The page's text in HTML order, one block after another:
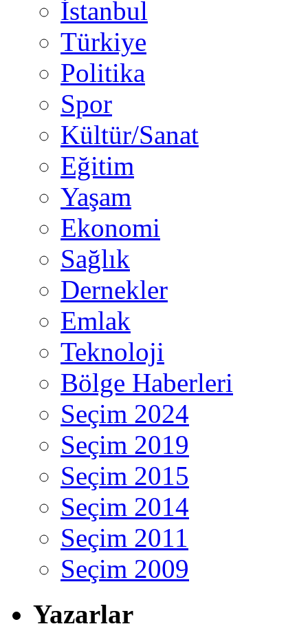
İstanbul
Türkiye
Politika
Spor
Kültür/Sanat
Eğitim
Yaşam
Ekonomi
Sağlık
Dernekler
Emlak
Teknoloji
Bölge Haberleri
Seçim 2024
Seçim 2019
Seçim 2015
Seçim 2014
Seçim 2011
Seçim 2009
Yazarlar